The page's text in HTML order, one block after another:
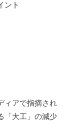
ント
ィアで指摘され
「大工」の減少